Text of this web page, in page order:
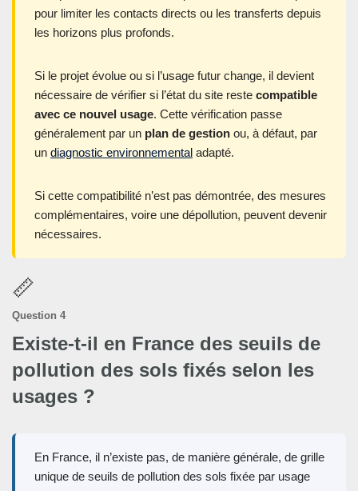
pour limiter les contacts directs ou les transferts depuis
les horizons plus profonds.
Si le projet évolue ou si l’usage futur change, il devient
nécessaire de vérifier si l’état du site reste compatible
avec ce nouvel usage. Cette vérification passe
généralement par un plan de gestion ou, à défaut, par
un diagnostic environnemental adapté.
Si cette compatibilité n’est pas démontrée, des mesures
complémentaires, voire une dépollution, peuvent devenir
nécessaires.
📏
Question 4
Existe-t-il en France des seuils de
pollution des sols fixés selon les
usages ?
En France, il n’existe pas, de manière générale, de grille
unique de seuils de pollution des sols fixée par usage